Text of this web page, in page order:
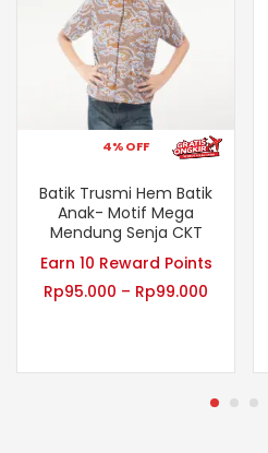
4% OFF
Batik Trusmi Hem Batik
Anak- Motif Mega
Mendung Senja CKT
Earn 10 Reward Points
Rp95.000 – Rp99.000